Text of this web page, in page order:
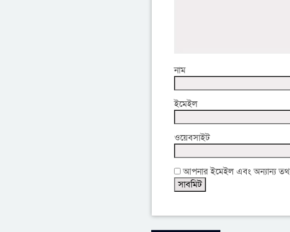
নাম
ইমেইল
ওয়েবসাইট
আপনার ইমেইল এবং অন্যান্য